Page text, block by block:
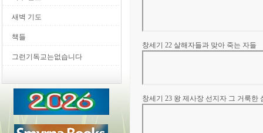
새벽 기도
책들
그런기독교는없습니다
창세기 22 살해자들과 맞아 죽는 자들
창세기 23 왕 제사장 선지자 그 거룩한